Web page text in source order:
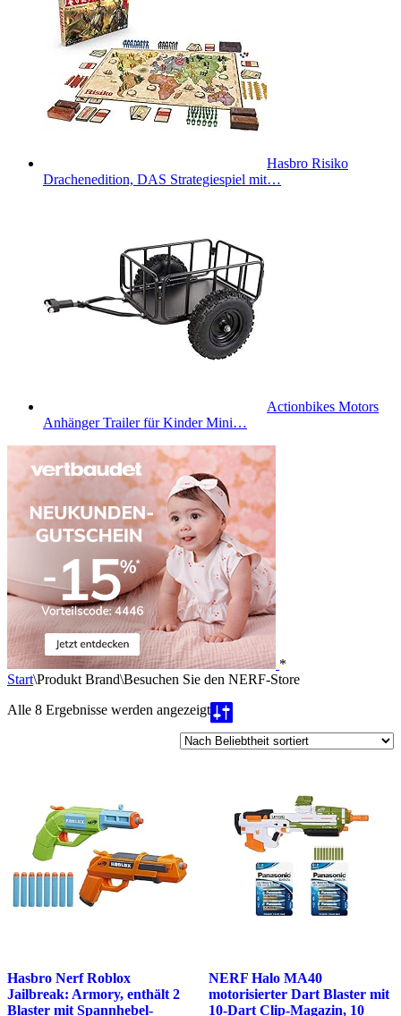
Hasbro Risiko
Drachenedition, DAS Strategiespiel mit…
Actionbikes Motors
Anhänger Trailer für Kinder Mini…
*
Start\Produkt Brand\Besuchen Sie den NERF-Store
Alle 8 Ergebnisse werden angezeigtNach
Beliebtheit
sortiert
Hasbro Nerf Roblox
Jailbreak: Armory, enthält 2
Blaster mit Spannhebel-
NERF Halo MA40
motorisierter Dart Blaster mit
10-Dart Clip-Magazin, 10